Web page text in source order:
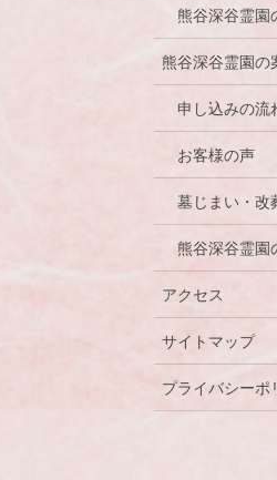
熊谷深谷霊園
熊谷深谷霊園の
申し込みの流
お客様の声
墓じまい・改
熊谷深谷霊園
アクセス
サイトマップ
プライバシーポ